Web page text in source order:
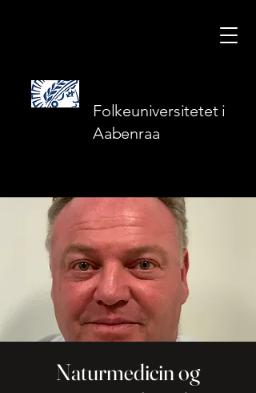
Folkeuniversitetet i
Aabenraa
Naturmedicin og